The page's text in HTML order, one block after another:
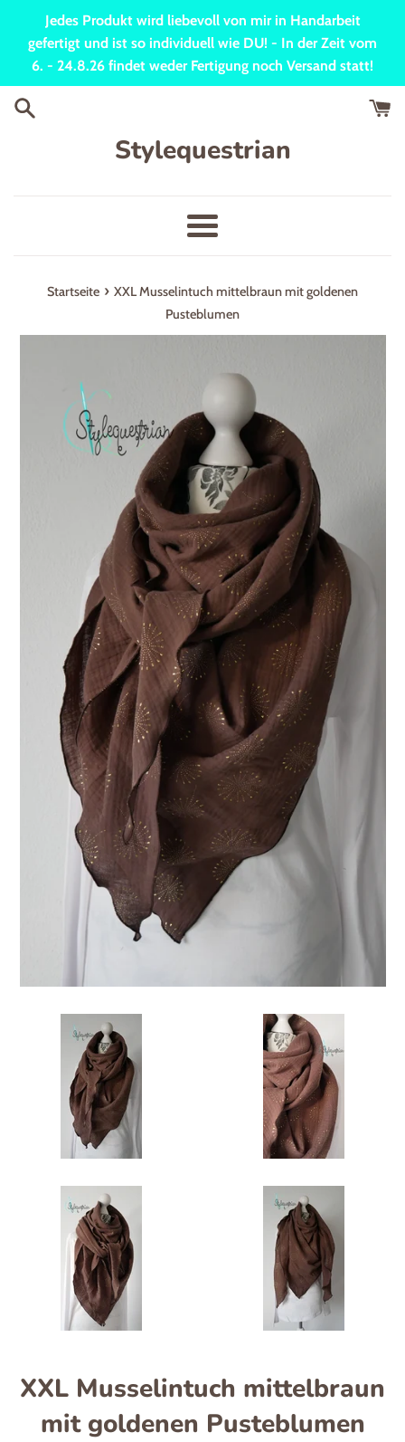
Inhalt
Jedes Produkt wird liebevoll von mir in Handarbeit
gefertigt und ist so individuell wie DU! - In der Zeit vom
6. - 24.8.26 findet weder Fertigung noch Versand statt!
Stylequestrian
Menü
Startseite › XXL Musselintuch mittelbraun mit goldenen
Pusteblumen
XXL Musselintuch mittelbraun
mit goldenen Pusteblumen